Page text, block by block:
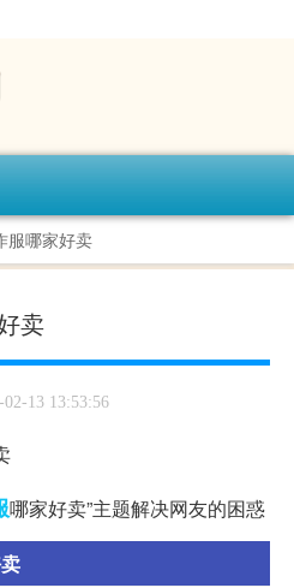
服哪家好卖
卖
02-13 13:53:56
哪家好卖”主题解决网友的困惑